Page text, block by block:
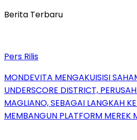
Berita Terbaru
Pers Rilis
MONDEVITA MENGAKUISISI
UNDERSCORE DISTRICT,
MAGLIANO, SEBAGAI LANGKAH
MEMBANGUN PLATFORM MEREK